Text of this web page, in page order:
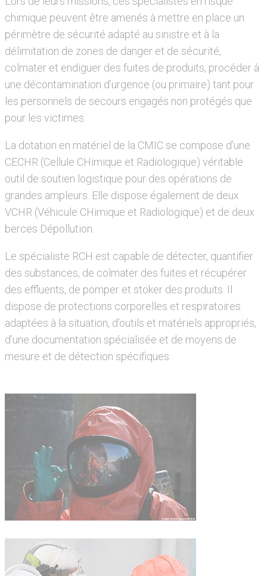
chimique peuvent être amenés à mettre en place un
périmètre de sécurité adapté au sinistre et à la
délimitation de zones de danger et de sécurité,
colmater et endiguer des fuites de produits, procéder à
une décontamination d’urgence (ou primaire) tant pour
les personnels de secours engagés non protégés que
pour les victimes.
La dotation en matériel de la CMIC se compose d’une
CECHR (Cellule CHimique et Radiologique) véritable
outil de soutien logistique pour des opérations de
grandes ampleurs. Elle dispose également de deux
VCHR (Véhicule CHimique et Radiologique) et de deux
berces Dépollution.
Le spécialiste RCH est capable de détecter, quantifier
des substances, de colmater des fuites et récupérer
des effluents, de pomper et stoker des produits. Il
dispose de protections corporelles et respiratoires
adaptées à la situation, d’outils et matériels appropriés,
d’une documentation spécialisée et de moyens de
mesure et de détection spécifiques.